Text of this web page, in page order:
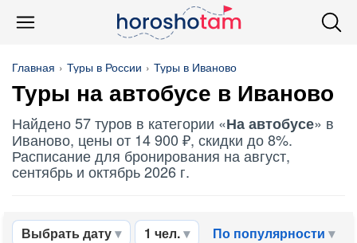
Главная Туры в России Туры в Иваново
Туры на автобусе в Иваново
Найдено 57 туров в категории «На автобусе» в
Иваново, цены от 14 900 ₽, скидки до 8%.
Расписание для бронирования на август,
сентябрь и октябрь 2026 г.
Выбрать дату 1 чел. По популярности